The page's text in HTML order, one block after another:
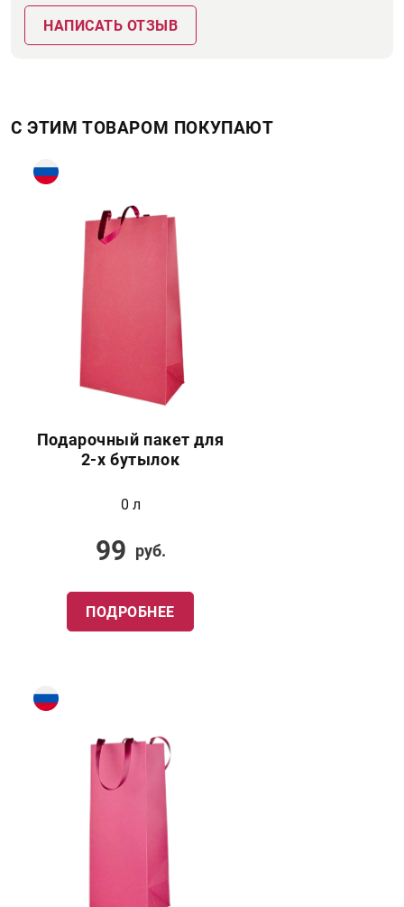
НАПИСАТЬ ОТЗЫВ
С ЭТИМ ТОВАРОМ ПОКУПАЮТ
Подарочный пакет для
2-х бутылок
0 л
99 руб.
ПОДРОБНЕЕ